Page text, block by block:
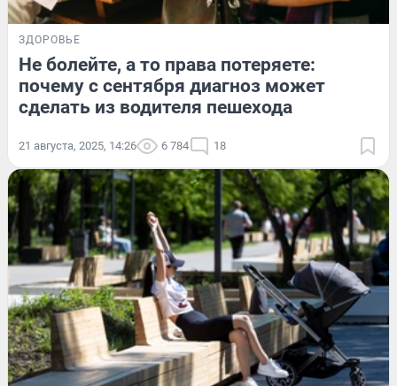
ЗДОРОВЬЕ
Не болейте, а то права потеряете:
почему с сентября диагноз может
сделать из водителя пешехода
21 августа, 2025, 14:26 6 784 18